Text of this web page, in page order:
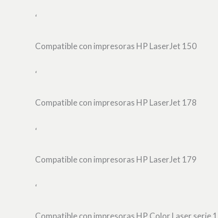
‘
Compatible con impresoras HP LaserJet 150
‘
Compatible con impresoras HP LaserJet 178
‘
Compatible con impresoras HP LaserJet 179
‘
Compatible con impresoras HP Color Laser serie